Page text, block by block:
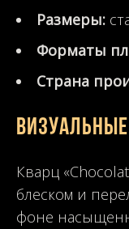
Размеры:
Форматы
Страна
Кварц
блеском и
фоне